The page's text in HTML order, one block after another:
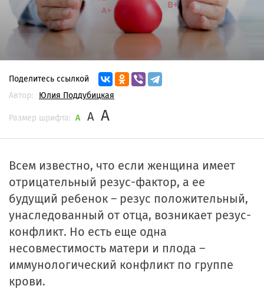
Поделитесь ссылкой
Автор:
Юлия Поддубицкая
Размер шрифта: A A A
Всем известно, что если женщина имеет
отрицательный резус-фактор, а ее
будущий ребенок – резус положительный,
унаследованный от отца, возникает резус-
конфликт. Но есть еще одна
несовместимость матери и плода –
иммунологический конфликт по группе
крови.